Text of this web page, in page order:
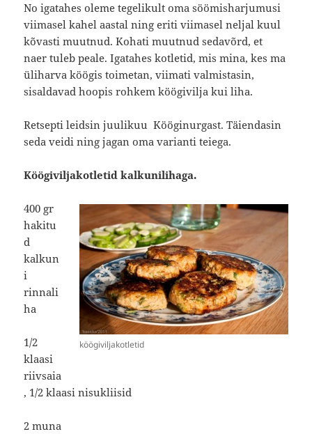
No igatahes oleme tegelikult oma söömisharjumusi
viimasel kahel aastal ning eriti viimasel neljal kuul
kõvasti muutnud. Kohati muutnud sedavõrd, et
naer tuleb peale. Igatahes kotletid, mis mina, kes ma
üliharva köögis toimetan, viimati valmistasin,
sisaldavad hoopis rohkem köögivilja kui liha.
Retsepti leidsin juulikuu Kööginurgast. Täiendasin
seda veidi ning jagan oma varianti teiega.
Köögiviljakotletid kalkunilihaga.
köögiviljakotletid
400 gr
hakitu
d
kalkun
i
rinnali
ha
1/2
klaasi
riivsaia
, 1/2 klaasi nisukliisid
2 muna